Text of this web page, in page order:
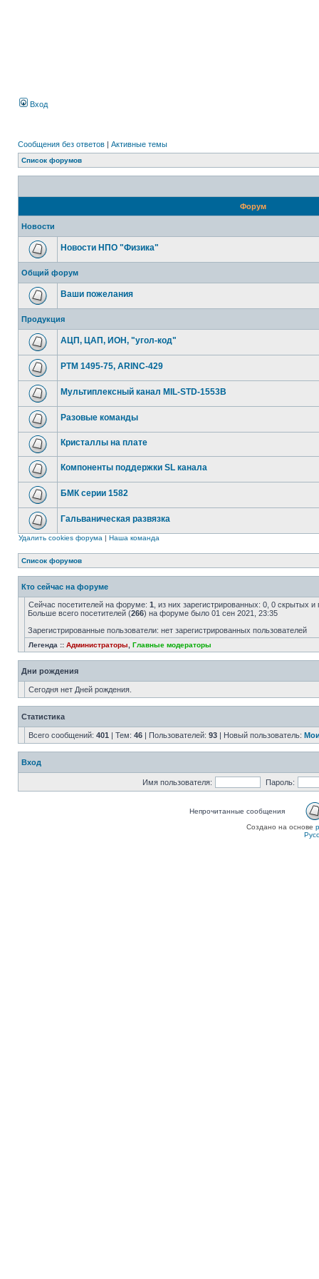
Вход
Сообщения без ответов | Активные темы
Список форумов
Форум
Новости
Новости НПО "Физика"
Общий форум
Ваши пожелания
Продукция
АЦП, ЦАП, ИОН, "угол-код"
РТМ 1495-75, ARINC-429
Мультиплексный канал MIL-STD-1553B
Разовые команды
Кристаллы на плате
Компоненты поддержки SL канала
БМК серии 1582
Гальваническая развязка
Удалить cookies форума | Наша команда
Список форумов
Кто сейчас на форуме
Сейчас посетителей на форуме: 1 , из них зарегистрированных: 0, 0 скрытых
Больше всего посетителей (266) на форуме было 01 сен 2021, 23:35
Зарегистрированные пользователи: нет зарегистрированных пользователей
Легенда :: Администраторы Главные модераторы
Дни рождения
Сегодня нет Дней рождения.
Статистика
Всего сообщений: 401 | Тем: 46 | Пользователей: 93 | Новый пользователь:
Вход
Имя пользователя: Пароль:
Непрочитанные сообщения
Создано на основе